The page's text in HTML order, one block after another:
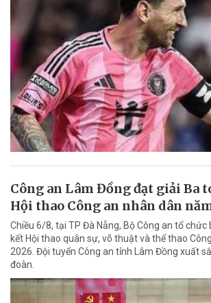
Công an Lâm Đồng đạt giải Ba
Hội thao Công an nhân dân
Chiều 6/8, tại TP Đà Nẵng, Bộ Công an tổ chức
kết Hội thao quân sự, võ thuật và thể thao
2026. Đội tuyển Công an tỉnh Lâm Đồng xuất
đoàn.